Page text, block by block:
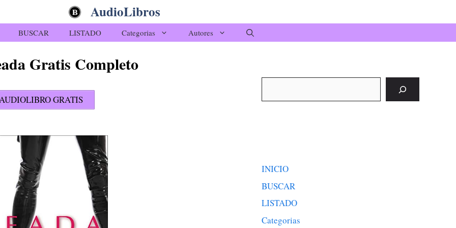
AudioLibros
BUSCAR LISTADO Categorias Autores
Gratis Completo
GRATIS
INICIO
BUSCAR
LISTADO
Categorias